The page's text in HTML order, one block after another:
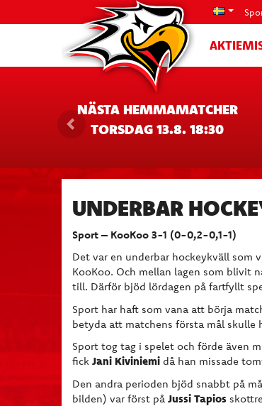
NÄSTA HEMMAMATCHER
TORSDAG 13.8. 18:30
UNDERBAR
Sport – KooKoo 3-1 (0-0,2-0,1-1)
Det var en underbar hockeykväll som
KooKoo. Och mellan lagen som blivit
till. Därför bjöd lördagen på fartfyllt
Sport har haft som vana att börja
betyda att matchens första mål skulle
Sport tog tag i spelet och förde även
fick Jani Kiviniemi då han missade
Den andra perioden bjöd snabbt på
bilden) var först på Jussi Tapios